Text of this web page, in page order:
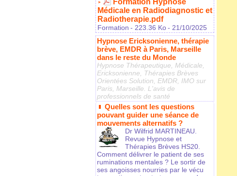
Formation Hypnose
Médicale en Radiodiagnostic et
Radiotherapie.pdf
Formation - 223.36 Ko- 21/10/2025
Hypnose Ericksonienne, thérapie
brève, EMDR à Paris, Marseille
dans le reste du Monde
Hypnose Thérapeutique, Médicale,
Ericksonienne, Thérapies Brèves
Orientées Solution, EMDR, IMO sur
Paris, Marseille. L'avis de
professionnels de santé
Quelles sont les questions
pouvant guider une séance de
mouvements alternatifs ?
Dr Wilfrid MARTINEAU.
Revue Hypnose et
Thérapies Brèves HS20.
Comment délivrer le patient de ses
ruminations mentales ? Le sortir de
ses angoisses nourries par le vécu